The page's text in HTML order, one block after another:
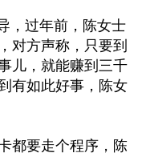
，过年前，陈女士
对方声称，只要到
儿，就能赚到三千
有如此好事，陈女
都要走个程序，陈